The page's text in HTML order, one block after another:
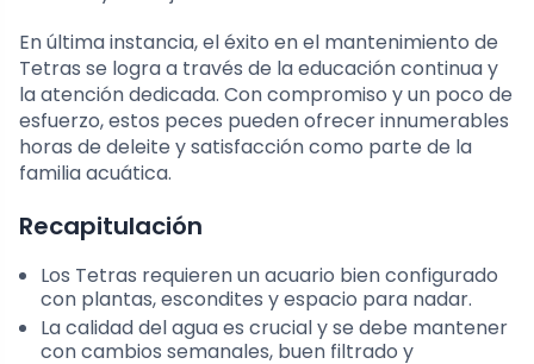
En última instancia, el éxito en el mantenimiento de
Tetras se logra a través de la educación continua y
la atención dedicada. Con compromiso y un poco de
esfuerzo, estos peces pueden ofrecer innumerables
horas de deleite y satisfacción como parte de la
familia acuática.
Recapitulación
Los Tetras requieren un acuario bien configurado
con plantas, escondites y espacio para nadar.
La calidad del agua es crucial y se debe mantener
con cambios semanales, buen filtrado y